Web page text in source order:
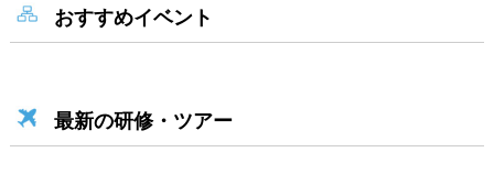
おすすめイベント
最新の研修・ツアー